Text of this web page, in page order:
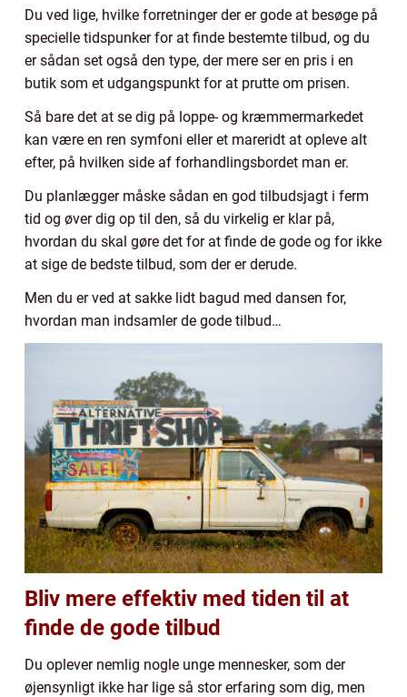
Du ved lige, hvilke forretninger der er gode at besøge på
specielle tidspunker for at finde bestemte tilbud, og du
er sådan set også den type, der mere ser en pris i en
butik som et udgangspunkt for at prutte om prisen.
Så bare det at se dig på loppe- og kræmmermarkedet
kan være en ren symfoni eller et mareridt at opleve alt
efter, på hvilken side af forhandlingsbordet man er.
Du planlægger måske sådan en god tilbudsjagt i ferm
tid og øver dig op til den, så du virkelig er klar på,
hvordan du skal gøre det for at finde de gode og for ikke
at sige de bedste tilbud, som der er derude.
Men du er ved at sakke lidt bagud med dansen for,
hvordan man indsamler de gode tilbud…
Bliv mere effektiv med tiden til at
finde de gode tilbud
Du oplever nemlig nogle unge mennesker, som der
øjensynligt ikke har lige så stor erfaring som dig, men